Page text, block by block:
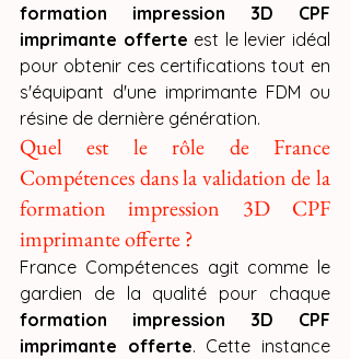
formation impression 3D CPF
imprimante offerte est le levier idéal
pour obtenir ces certifications tout en
s'équipant d'une imprimante FDM ou
résine de dernière génération.
Quel est le rôle de France
Compétences dans la validation de la
formation impression 3D CPF
imprimante offerte ?
France Compétences agit comme le
formation impression 3D CPF
imprimante offerte. Cette instance